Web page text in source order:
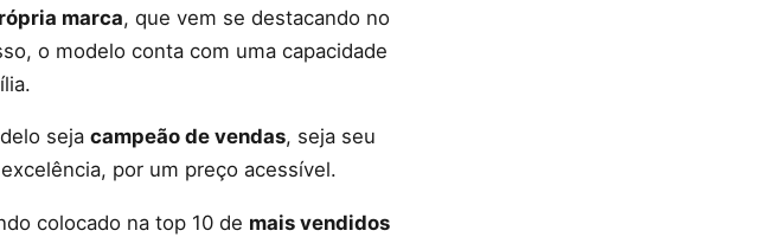
marca, que vem se destacando no
o modelo conta com uma capacidade
seja campeão de vendas, seja seu
por um preço acessível.
colocado na top 10 de mais vendidos